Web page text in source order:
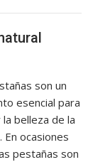
son un
esencial para
belleza de la
En ocasiones
pestañas son